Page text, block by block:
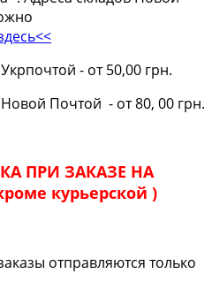
- от 50,00 грн.
Почтой - от 80, 00 грн.
ПРИ ЗАКАЗЕ НА
курьерской )
отправляются только